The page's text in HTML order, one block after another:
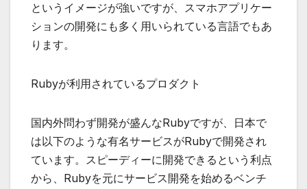
というイメージが強いですが、スマホアプリケー
ションの開発にも多く用いられている言語でもあ
ります。
Rubyが利用されているプロダクト
国内外問わず開発が盛んなRubyですが、日本で
は以下のような有名サービスがRubyで開発され
ています。スピーディーに開発できるという利点
から、Rubyを元にサービス開発を始めるベンチ